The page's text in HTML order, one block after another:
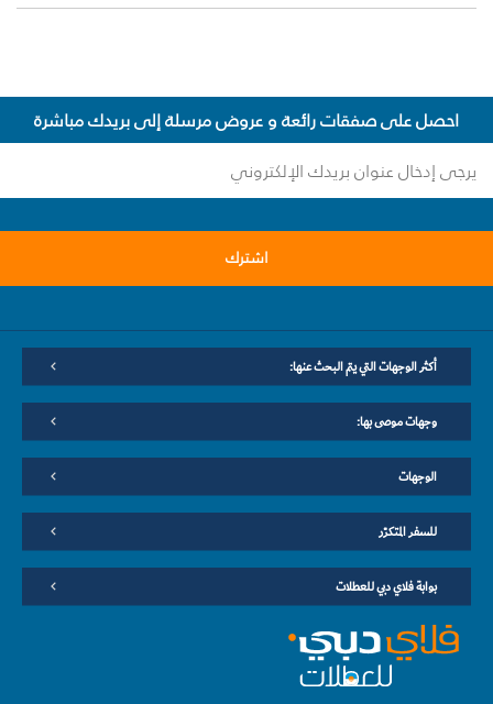
احصل على صفقات رائعة و عروض مرسلة إلى بريدك مباشرة
اشترك
أكثر الوجهات التي يتم البحث عنها:
وجهات موصى بها:
الوجهات
للسفر المتكرّر
بوابة فلاي دبي للعطلات